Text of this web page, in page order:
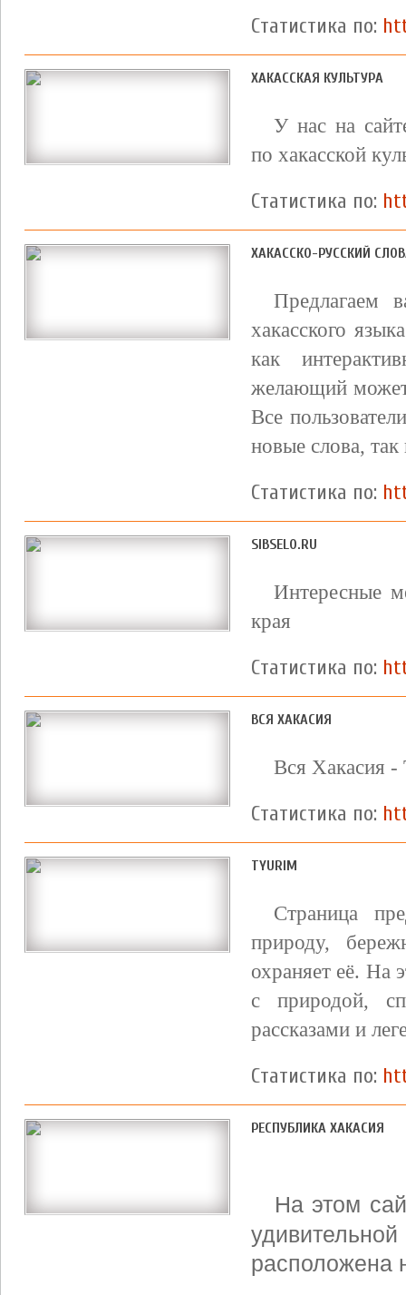
Статистика по:
ХАКАССКАЯ КУЛЬТУРА
У нас на
по хакасской
Статистика по:
ХАКАССКО-РУССКИЙ
Предлагаем
хакасского
как
желающий может
Все
новые слова,
Статистика по:
SIBSELO.RU
Интересные
края
Статистика по:
ВСЯ ХАКАСИЯ
Вся Хакасия -
Статистика по:
TYURIM
Страница
природу,
охраняет её. На
с природой,
рассказами и
Статистика по:
РЕСПУБЛИКА ХАКАСИЯ
На этом
расположена